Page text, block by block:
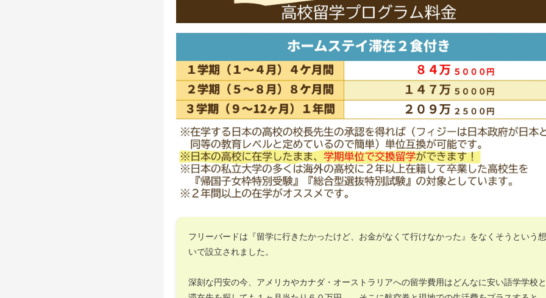
フリーバードは『留学に行きたかったけど、お金がなくて行けなかった』をなくそうという想
いで設立されました。
深刻な円安の今、アメリカやカナダ・オーストラリアへの留学費用はどんなに安い語学学校と